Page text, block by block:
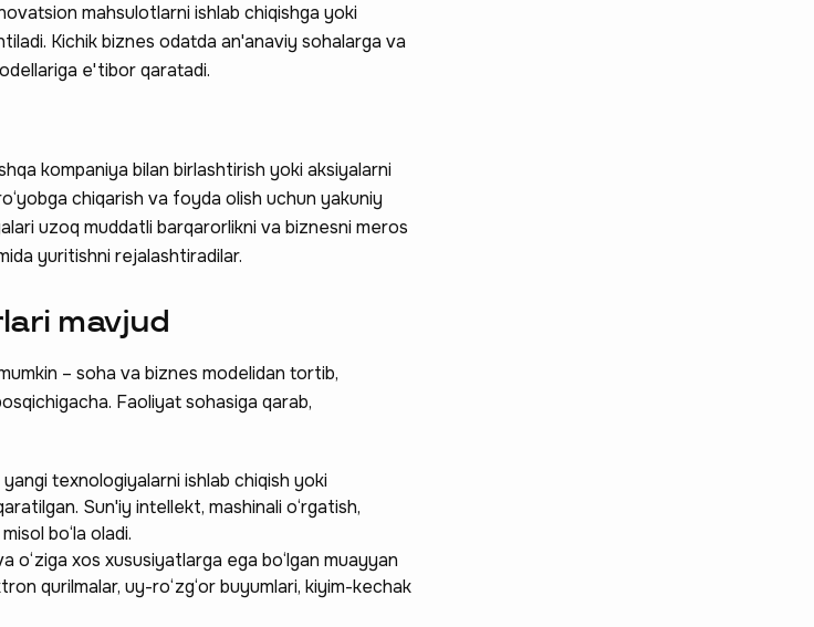
mahsulotlarni ishlab chiqishga yoki
Kichik biznes odatda an'anaviy sohalarga va
e'tibor qaratadi.
kompaniya bilan birlashtirish yoki aksiyalarni
chiqarish va foyda olish uchun yakuniy
uzoq muddatli barqarorlikni va biznesni meros
yuritishni rejalashtiradilar.
mavjud
– soha va biznes modelidan tortib,
Faoliyat sohasiga qarab,
texnologiyalarni ishlab chiqish yoki
Sun'iy intellekt, mashinali o‘rgatish,
bo‘la oladi.
o‘ziga xos xususiyatlarga ega bo‘lgan muayyan
qurilmalar, uy-ro‘zg‘or buyumlari, kiyim-kechak